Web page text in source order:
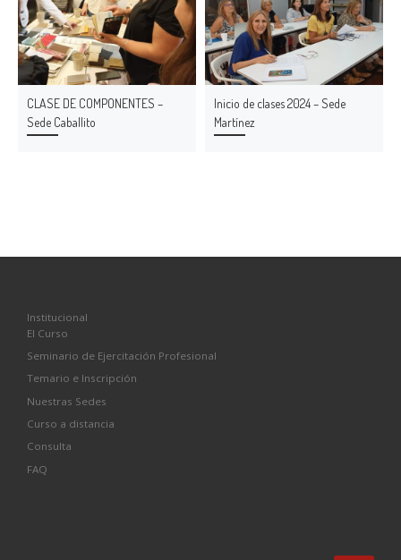
CLASE DE COMPONENTES –
Sede Caballito
Inicio de clases 2024 – Sede
Martínez
Institucional
El Curso
Seminario de Ejercitación Profesional
Temario e Inscripción
Nuestras Sedes
Curso a distancia
Consulta
FAQ